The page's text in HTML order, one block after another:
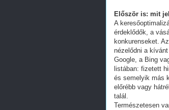
Először is: mit
A
érdeklődők, a
konkurenseket.
nézelődni a
Google, a Bing
listában: fizetett
és semelyik más
előrébb vagy
talál.
Természetesen